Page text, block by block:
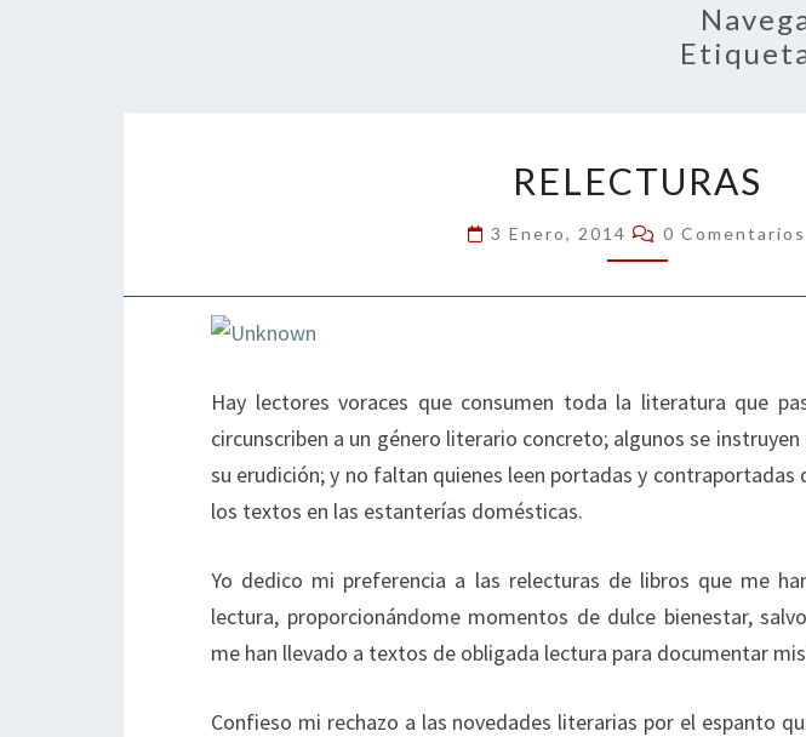
RELECTURAS
3 Enero, 2014 Comentarios
0 Comentarios
Hay lectores voraces que consumen toda la literatura que
circunscriben a un género literario concreto; algunos se
su erudición; y no faltan quienes leen portadas y contraportadas
los textos en las estanterías domésticas.
Yo dedico mi preferencia a las relecturas de libros que me
lectura, proporcionándome momentos de dulce bienestar,
me han llevado a textos de obligada lectura para documentar
Confieso mi rechazo a las novedades literarias por el espanto